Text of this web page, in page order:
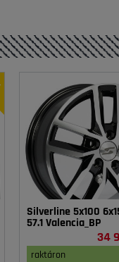
Silverline 5x100
57.1 Valencia_BP
34
raktáron